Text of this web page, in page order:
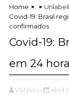
Home
Covid-19: Brasil
confirmados
Covid-19:
em 24
VSNotícias abril